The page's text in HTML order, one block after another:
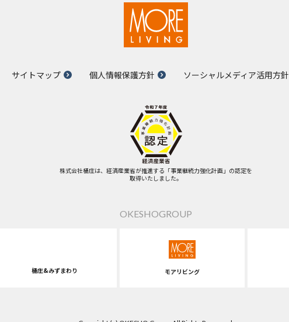
サイトマップ 個人情報保護方針 ソーシャルメディア活用方針
株式会社桶庄は、経済産業省が推進する「事業継続力強化計画」の認定を
取得いたしました。
OKESHOGROUP
桶庄&みずまわり モアリビング